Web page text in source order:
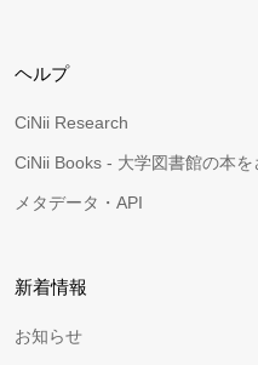
ヘルプ
CiNii Research
CiNii Books - 大学図書館の本を
メタデータ・API
新着情報
お知らせ